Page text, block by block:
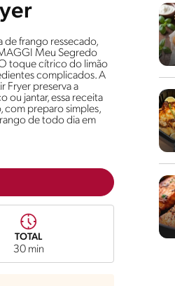
de frango ressecado,
Meu Segredo
toque cítrico do limão
complicados. A
Fryer preserva a
ou jantar, essa receita
com preparo simples,
de todo dia em
TOTAL
30 min